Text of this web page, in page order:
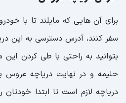
برای آن هایی که مایلند تا با
سفر کنند، آدرس دسترسی به این
بتوانید به راحتی با طی کردن
حلیمه و در نهایت دریاچه عروس
دریاچه لازم است تا ابتدا